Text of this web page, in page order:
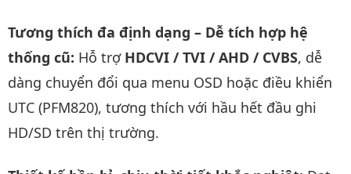
Tương thích đa định dạng – Dễ tích hợp hệ
thống cũ: Hỗ trợ HDCVI / TVI / AHD / CVBS, dễ
dàng chuyển đổi qua menu OSD hoặc điều khiển
UTC (PFM820), tương thích với hầu hết đầu ghi
HD/SD trên thị trường.